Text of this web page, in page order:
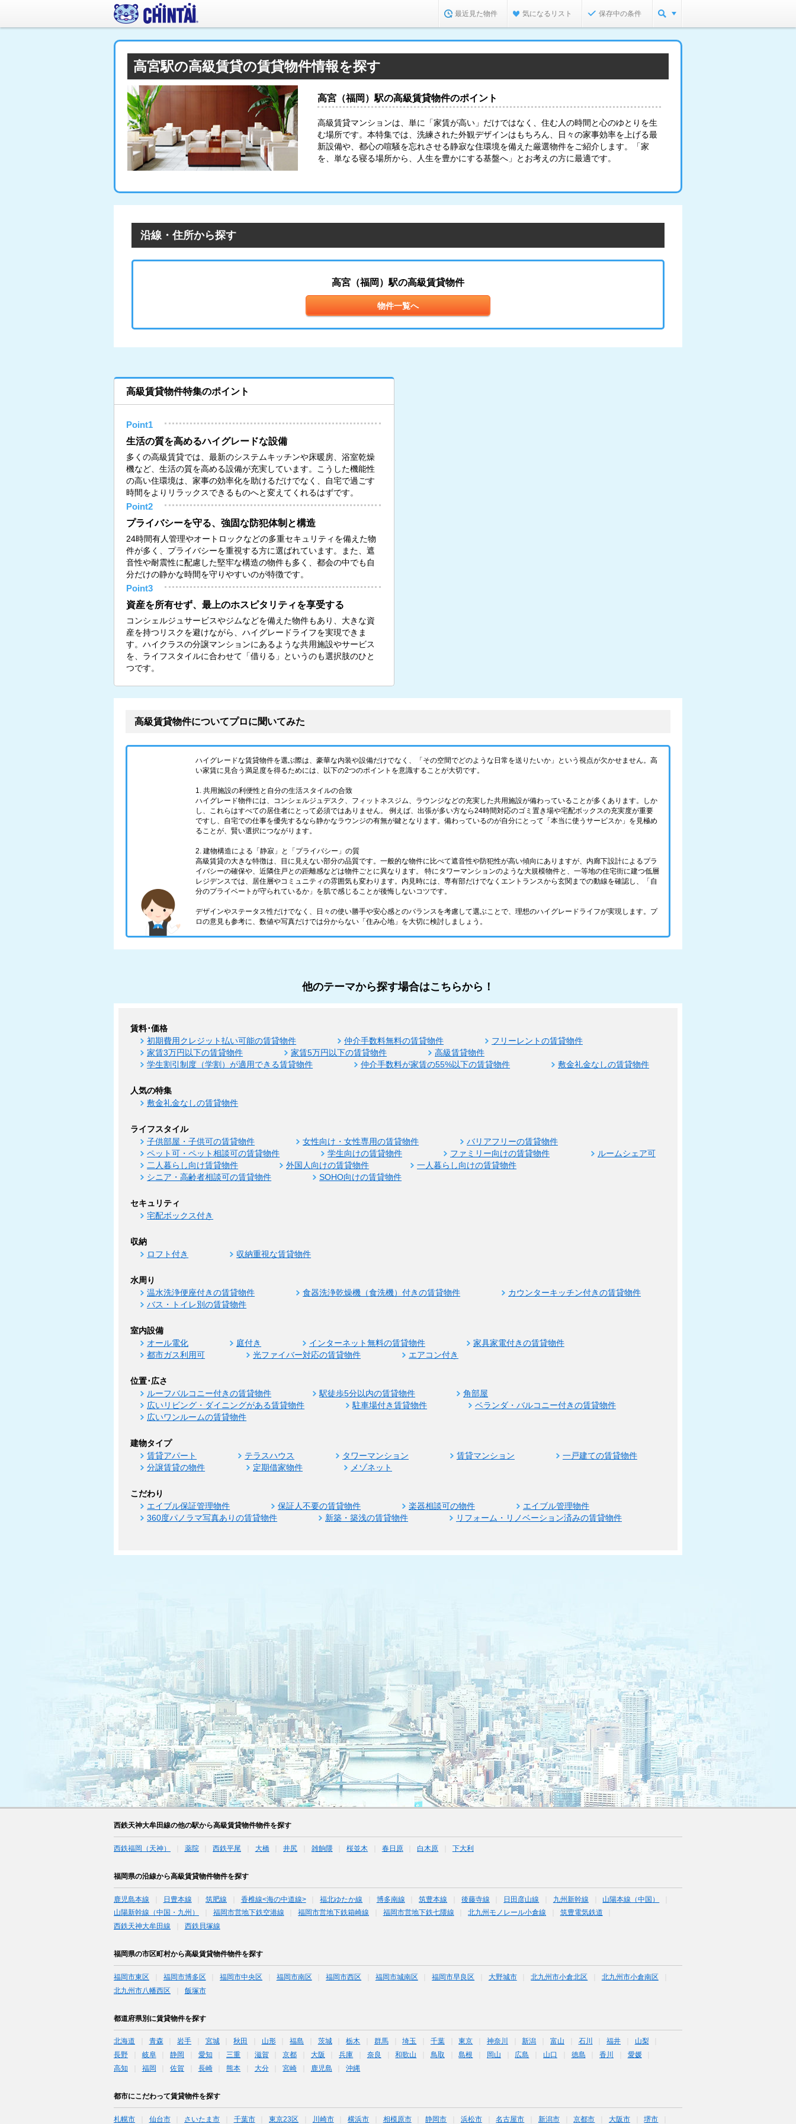
最近見た物件 気になるリスト 保存中の条件
高宮駅の高級賃貸の賃貸物件情報を探す
高宮（福岡）駅の高級賃貸物件のポイント
高級賃貸マンションは、単に「家賃が高い」だけではなく、住む人の時間と心のゆとりを生
む場所です。本特集では、洗練された外観デザインはもちろん、日々の家事効率を上げる最
新設備や、都心の喧騒を忘れさせる静寂な住環境を備えた厳選物件をご紹介します。「家
を、単なる寝る場所から、人生を豊かにする基盤へ」とお考えの方に最適です。
沿線・住所から探す
高宮（福岡）駅の高級賃貸物件
物件一覧へ
高級賃貸物件特集のポイント
Point1
生活の質を高めるハイグレードな設備
多くの高級賃貸では、最新のシステムキッチンや床暖房、浴室乾燥
機など、生活の質を高める設備が充実しています。こうした機能性
の高い住環境は、家事の効率化を助けるだけでなく、自宅で過ごす
時間をよりリラックスできるものへと変えてくれるはずです。
Point2
プライバシーを守る、強固な防犯体制と構造
24時間有人管理やオートロックなどの多重セキュリティを備えた物
件が多く、プライバシーを重視する方に選ばれています。また、遮
音性や耐震性に配慮した堅牢な構造の物件も多く、都会の中でも自
分だけの静かな時間を守りやすいのが特徴です。
Point3
資産を所有せず、最上のホスピタリティを享受する
コンシェルジュサービスやジムなどを備えた物件もあり、大きな資
産を持つリスクを避けながら、ハイグレードライフを実現できま
す。ハイクラスの分譲マンションにあるような共用施設やサービス
を、ライフスタイルに合わせて「借りる」というのも選択肢のひと
つです。
高級賃貸物件についてプロに聞いてみた
ハイグレードな賃貸物件を選ぶ際は、豪華な内装や設備だけでなく、「その空間でどのような日常を送りたいか」という視点が欠かせません。高
い家賃に見合う満足度を得るためには、以下の2つのポイントを意識することが大切です。
1. 共用施設の利便性と自分の生活スタイルの合致
ハイグレード物件には、コンシェルジュデスク、フィットネスジム、ラウンジなどの充実した共用施設が備わっていることが多くあります。しか
し、これらはすべての居住者にとって必須ではありません。 例えば、出張が多い方なら24時間対応のゴミ置き場や宅配ボックスの充実度が重要
ですし、自宅での仕事を優先するなら静かなラウンジの有無が鍵となります。備わっているのが自分にとって「本当に使うサービスか」を見極め
ることが、賢い選択につながります。
2. 建物構造による「静寂」と「プライバシー」の質
高級賃貸の大きな特徴は、目に見えない部分の品質です。一般的な物件に比べて遮音性や防犯性が高い傾向にありますが、内廊下設計によるプラ
イバシーの確保や、近隣住戸との距離感などは物件ごとに異なります。 特にタワーマンションのような大規模物件と、一等地の住宅街に建つ低層
レジデンスでは、居住層やコミュニティの雰囲気も変わります。内見時には、専有部だけでなくエントランスから玄関までの動線を確認し、「自
分のプライベートが守られているか」を肌で感じることが後悔しないコツです。
デザインやステータス性だけでなく、日々の使い勝手や安心感とのバランスを考慮して選ぶことで、理想のハイグレードライフが実現します。プ
ロの意見も参考に、数値や写真だけでは分からない「住み心地」を大切に検討しましょう。
他のテーマから探す場合はこちらから！
賃料･価格
初期費用クレジット払い可能の賃貸物件 仲介手数料無料の賃貸物件
フリーレントの賃貸物件
家賃3万円以下の賃貸物件
家賃5万円以下の賃貸物件
高級賃貸物件
学生割引制度（学割）が適用できる賃貸物件
仲介手数料が家賃の55%以下の賃貸物件 敷金礼金なしの賃貸物件
人気の特集
敷金礼金なしの賃貸物件
ライフスタイル
子供部屋・子供可の賃貸物件 女性向け・女性専用の賃貸物件
バリアフリーの賃貸物件
ペット可・ペット相談可の賃貸物件
学生向けの賃貸物件 ファミリー向けの賃貸物件
ルームシェア可
二人暮らし向け賃貸物件
外国人向けの賃貸物件
一人暮らし向けの賃貸物件
シニア・高齢者相談可の賃貸物件
SOHO向けの賃貸物件
セキュリティ
宅配ボックス付き
収納
ロフト付き 収納重視な賃貸物件
水周り
温水洗浄便座付きの賃貸物件 食器洗浄乾燥機（食洗機）付きの賃貸物件
カウンターキッチン付きの賃貸物件
バス・トイレ別の賃貸物件
室内設備
オール電化 庭付き インターネット無料の賃貸物件
家具家電付きの賃貸物件
都市ガス利用可
光ファイバー対応の賃貸物件 エアコン付き
位置･広さ
ルーフバルコニー付きの賃貸物件 駅徒歩5分以内の賃貸物件
角部屋
広いリビング・ダイニングがある賃貸物件
駐車場付き賃貸物件
ベランダ・バルコニー付きの賃貸物件
広いワンルームの賃貸物件
建物タイプ
賃貸アパート テラスハウス タワーマンション 賃貸マンション
一戸建ての賃貸物件
分譲賃貸の物件
定期借家物件 メゾネット
こだわり
エイブル保証管理物件 保証人不要の賃貸物件 楽器相談可の物件
エイブル管理物件
360度パノラマ写真ありの賃貸物件
新築・築浅の賃貸物件 リフォーム・リノベーション済みの賃貸物件
西鉄天神大牟田線の他の駅から高級賃貸物件物件を探す
西鉄福岡（天神） 薬院 西鉄平尾 大橋 井尻 雑餉隈 桜並木 春日原 白木原 下大利
福岡県の沿線から高級賃貸物件物件を探す
鹿児島本線 日豊本線 筑肥線 香椎線<海の中道線> 福北ゆたか線 博多南線 筑豊本線 後藤寺線 日田彦山線 九州新幹線
山陽本線（中国）
山陽新幹線（中国・九州）
福岡市営地下鉄空港線 福岡市営地下鉄箱崎線 福岡市営地下鉄七隈線 北九州モノレール小倉線
筑豊電気鉄道
西鉄天神大牟田線
西鉄貝塚線
福岡県の市区町村から高級賃貸物件物件を探す
福岡市東区 福岡市博多区 福岡市中央区 福岡市南区 福岡市西区 福岡市城南区 福岡市早良区 大野城市 北九州市小倉北区
北九州市小倉南区
北九州市八幡西区
飯塚市
都道府県別に賃貸物件を探す
北海道 青森 岩手 宮城 秋田 山形 福島 茨城 栃木 群馬 埼玉 千葉 東京 神奈川 新潟 富山 石川 福井
山梨
長野
岐阜 静岡 愛知 三重 滋賀 京都 大阪 兵庫 奈良 和歌山 鳥取 島根 岡山 広島 山口 徳島 香川
愛媛
高知
福岡 佐賀 長崎 熊本 大分 宮崎 鹿児島 沖縄
都市にこだわって賃貸物件を探す
札幌市 仙台市 さいたま市 千葉市 東京23区 川崎市 横浜市 相模原市 静岡市 浜松市 名古屋市 新潟市 京都市 大阪市 堺市